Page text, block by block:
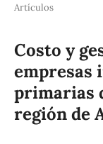
Artículos
Costo y
empresas
primarias
región de